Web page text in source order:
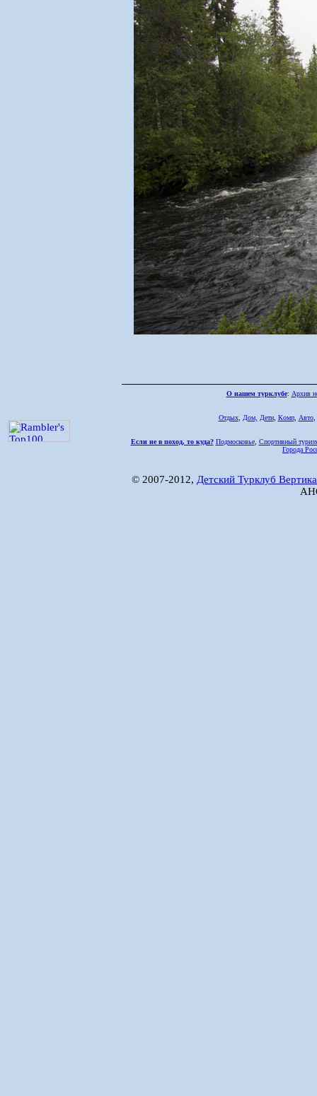
О нашем турклубе: Архив
Отдых, Дом, Дети, Комп, Авто,
Если не в поход, то куда? Подмосковье, Спортивный
Города
© 2007-2012, Детский Турклуб